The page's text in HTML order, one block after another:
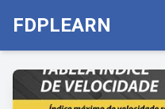
FDPLEARN